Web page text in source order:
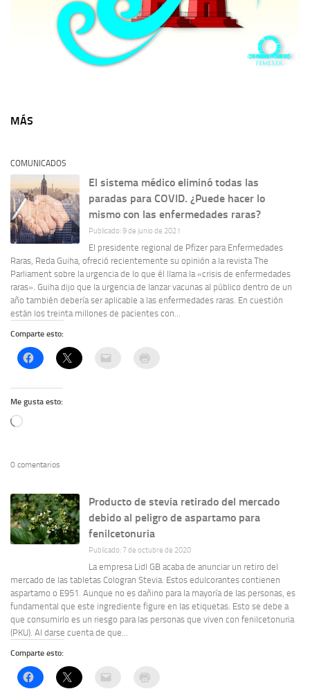
MÁS
COMUNICADOS
El sistema médico eliminó todas las
paradas para COVID. ¿Puede hacer lo
mismo con las enfermedades raras?
Publicado: 9 de junio de 2021
El presidente regional de Pfizer para Enfermedades
Raras, Reda Guiha, ofreció recientemente su opinión a la revista The
Parliament sobre la urgencia de lo que él llama la «crisis de enfermedades
raras». Guiha dijo que la urgencia de lanzar vacunas al público dentro de un
año también debería ser aplicable a las enfermedades raras. En cuestión
están los treinta millones de pacientes con...
Comparte esto:
Me gusta esto:
Cargando...
0 comentarios
Producto de stevia retirado del mercado
debido al peligro de aspartamo para
fenilcetonuria
Publicado: 7 de octubre de 2020
La empresa Lidl GB acaba de anunciar un retiro del
mercado de las tabletas Cologran Stevia. Estos edulcorantes contienen
aspartamo o E951. Aunque no es dañino para la mayoría de las personas, es
fundamental que este ingrediente figure en las etiquetas. Esto se debe a
que consumirlo es un riesgo para las personas que viven con fenilcetonuria
(PKU). Al darse cuenta de que...
Comparte esto: